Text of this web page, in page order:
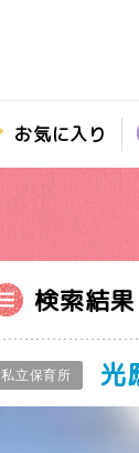
お気に入り
検索結果
私立保育所 光